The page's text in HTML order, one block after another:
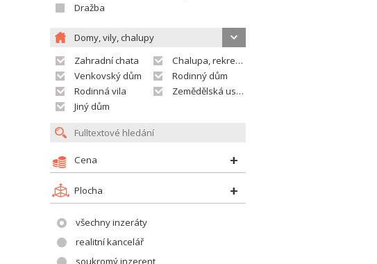
Dražba
Domy, vily, chalupy
Zahradní chata
Chalupa, rekreační domek
Venkovský dům
Rodinný dům
Rodinná vila
Zemědělská usedlost
Jiný dům
Cena
Plocha
všechny inzeráty
realitní kancelář
soukromý inzerent